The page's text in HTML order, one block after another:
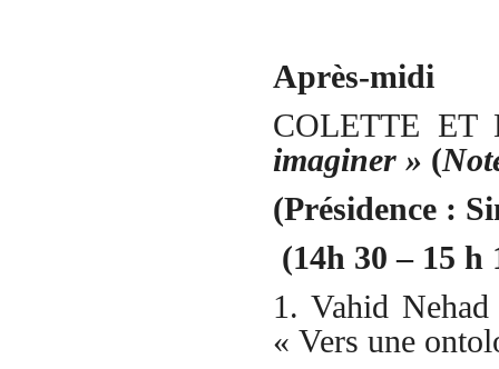
Après-midi
COLETTE
imaginer » (
(Présidence :
(14h 30 – 15 h
1. Vahid
« Vers une